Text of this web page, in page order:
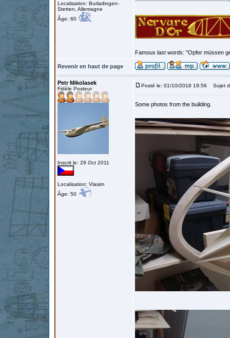
Localisation: Burladingen-
Stetten, Allemagne
Âge: 60
Famous last words: "Opfer müssen
Revenir en haut de page
Petr Mikolasek
Fidèle Posteur
Inscrit le: 29 Oct 2011
Localisation: Vlasim
Âge: 50
Posté le: 01/10/2018 19:56 Sujet
Some photos from the building.